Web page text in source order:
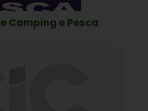
Camping e Pesca